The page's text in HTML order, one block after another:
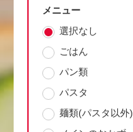
メニュー
選択なし
ごはん
パン類
パスタ
麺類(パスタ以外)